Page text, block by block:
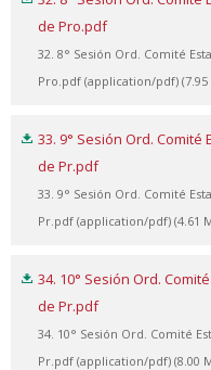
de Pro.pdf
32. 8° Sesión Ord. Comité
Pro.pdf (application/pdf) (7.95
33. 9° Sesión Ord.
de Pr.pdf
33. 9° Sesión Ord. Comité
Pr.pdf (application/pdf) (4.61
34. 10° Sesión Ord.
de Pr.pdf
34. 10° Sesión Ord. Comité
Pr.pdf (application/pdf) (8.00